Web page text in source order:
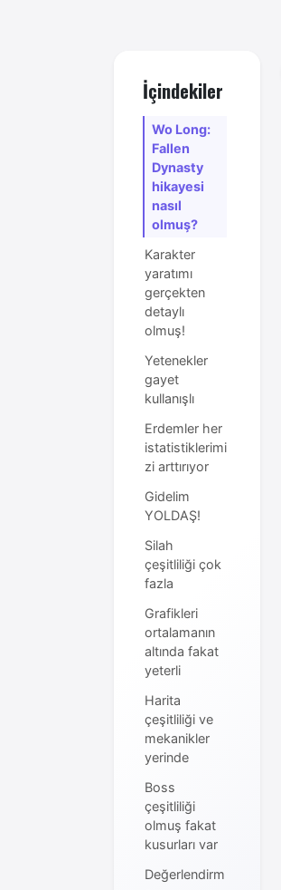
İçindekiler
Wo Long:
Fallen
Dynasty
hikayesi
nasıl
olmuş?
Karakter
yaratımı
gerçekten
detaylı
olmuş!
Yetenekler
gayet
kullanışlı
Erdemler her
istatistiklerimi
zi arttırıyor
Gidelim
YOLDAŞ!
Silah
çeşitliliği çok
fazla
Grafikleri
ortalamanın
altında fakat
yeterli
Harita
çeşitliliği ve
mekanikler
yerinde
Boss
çeşitliliği
olmuş fakat
kusurları var
Değerlendirm